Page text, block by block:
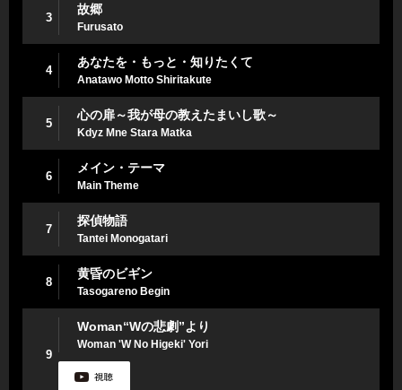
3
故郷
Furusato
4
あなたを・もっと・知りたくて
Anatawo Motto Shiritakute
5
心の扉～我が母の教えたまいし歌～
Kdyz Mne Stara Matka
6
メイン・テーマ
Main Theme
7
探偵物語
Tantei Monogatari
8
黄昏のビギン
Tasogareno Begin
9
Woman“Wの悲劇”より
Woman 'W No Higeki' Yori